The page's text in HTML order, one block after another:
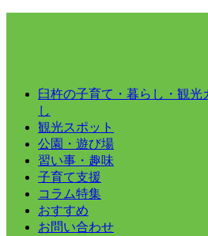
臼杵の子育て・暮らし・観光
し
観光スポット
公園・遊び場
習い事・趣味
子育て支援
コラム特集
おすすめ
お問い合わせ